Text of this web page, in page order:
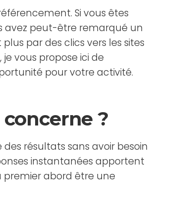
Si vous êtes
avez peut-être remarqué un
par des clics vers les sites
vous propose ici de
pour votre activité.
?
résultats sans avoir besoin
instantanées apportent
premier abord être une